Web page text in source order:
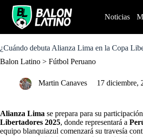
o
o
Noticias
¿Cuándo debuta Alianza Lima en la Copa
Balon Latino > Fútbol Peruano
Martin Canaves 17 diciembre,
Alianza Lima se prepara para su
Libertadores 2025, donde representará a
equipo blanquiazul comenzará su travesía